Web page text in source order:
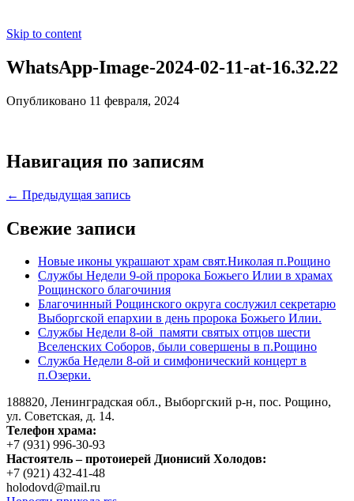
Skip to content
WhatsApp-Image-2024-02-11-at-16.32.22
Опубликовано 11 февраля, 2024
Навигация по записям
← Предыдущая запись
Свежие записи
Новые иконы украшают храм свят.Николая п.Рощино
Службы Недели 9-ой пророка Божьего Илии в храмах
Рощинского благочиния
Благочинный Рощинского округа сослужил секретарю
Выборгской епархии в день пророка Божьего Илии.
Службы Недели 8-ой памяти святых отцов шести
Вселенских Соборов, были совершены в п.Рощино
Служба Недели 8-ой и симфонический концерт в
п.Озерки.
188820, Ленинградская обл., Выборгский р-н, пос. Рощино,
ул. Советская, д. 14.
Телефон храма:
+7 (931) 996-30-93
Настоятель – протоиерей Дионисий Холодов:
+7 (921) 432-41-48
holodovd@mail.ru